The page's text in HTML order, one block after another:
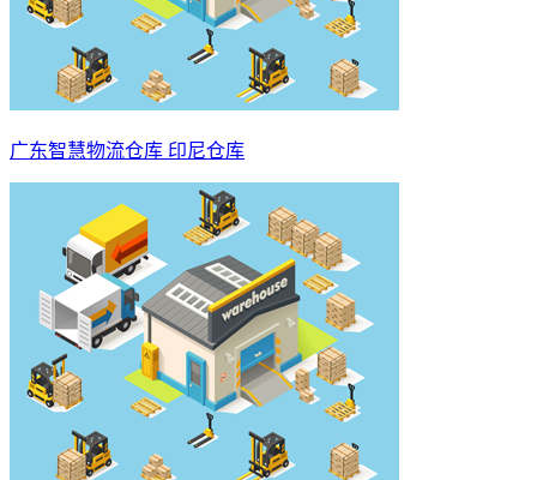
广东智慧物流仓库 印尼仓库